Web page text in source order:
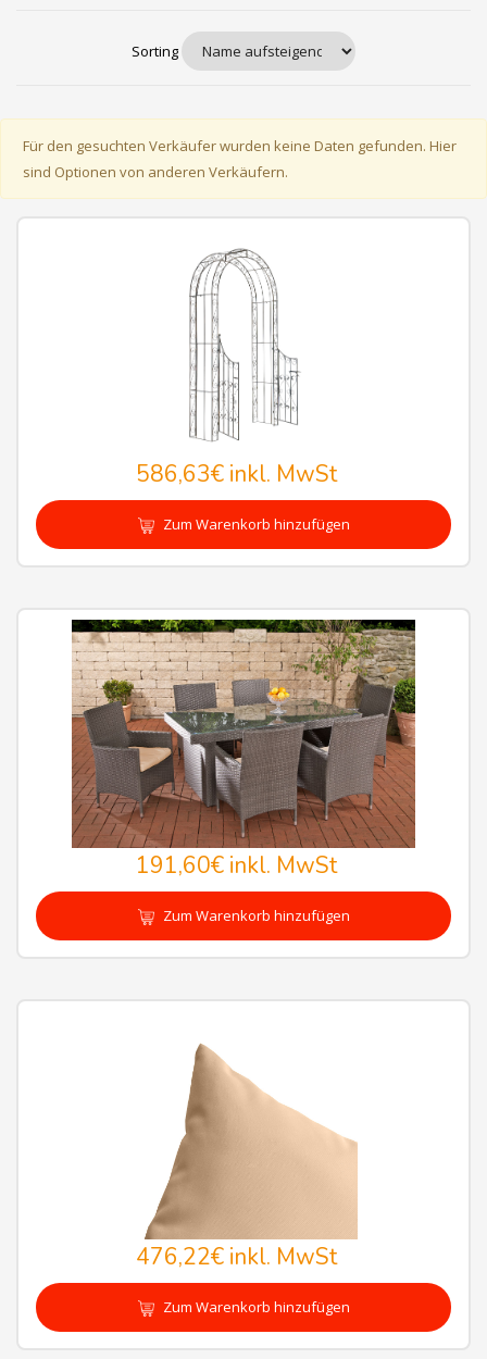
Sorting
Für den gesuchten Verkäufer wurden keine Daten gefunden. Hier
sind Optionen von anderen Verkäufern.
586,63€inkl. MwSt
Zum Warenkorb hinzufügen
191,60€inkl. MwSt
Zum Warenkorb hinzufügen
476,22€inkl. MwSt
Zum Warenkorb hinzufügen